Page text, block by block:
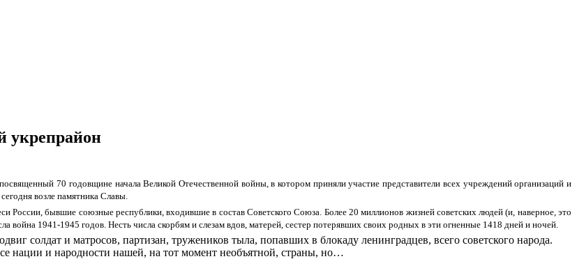
укрепрайон
70 годовщине начала Великой Отечественной войны, в котором приняли участие представители всех учреждений организаций и
возле памятника Славы.
России, бывшие союзные республики, входившие в состав Советского Союза. Более 20 миллионов жизней советских людей (и, наверное, это
война 1941-1945 годов. Несть числа скорбям и слезам вдов, матерей, сестер потерявших своих родных в эти огненные 1418 дней и ночей.
солдат и матросов, партизан, тружеников тыла, попавших в блокаду ленинградцев, всего советского народа.
нации и народности нашей, на тот момент необъятной, страны, но…